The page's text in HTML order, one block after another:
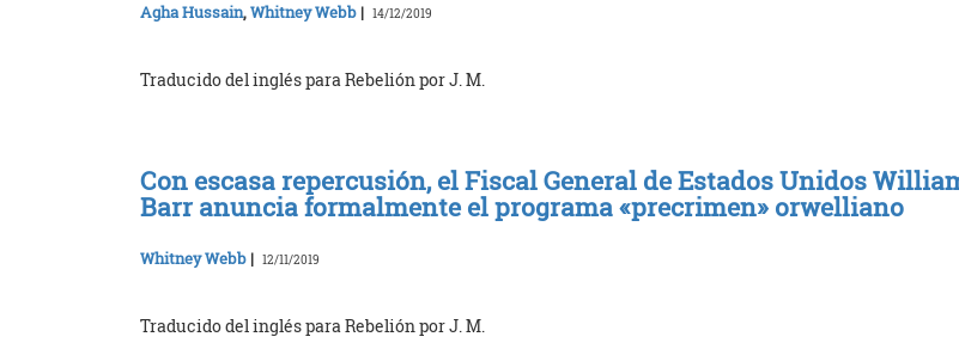
Agha Hussain,Whitney Webb | 14/12/2019
Traducido del inglés para Rebelión por J. M.
Con escasa repercusión, el Fiscal General de Estados Unidos
Barr anuncia formalmente el programa «precrimen» orwelliano
Whitney Webb | 12/11/2019
Traducido del inglés para Rebelión por J. M.